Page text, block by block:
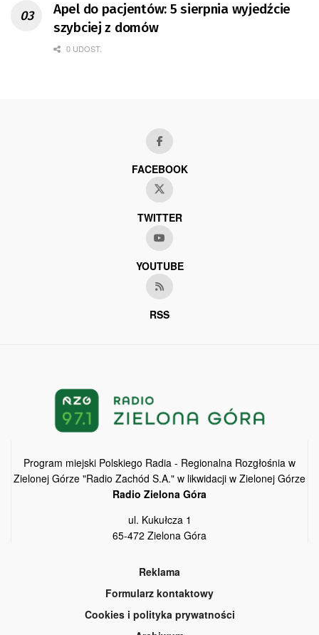
Apel do pacjentów: 5 sierpnia wyjedźcie
szybciej z domów
0 UDOST.
FACEBOOK
TWITTER
YOUTUBE
RSS
Program miejski Polskiego Radia - Regionalna Rozgłośnia w
Zielonej Górze "Radio Zachód S.A." w likwidacji w Zielonej Górze
Radio Zielona Góra
ul. Kukułcza 1
65-472 Zielona Góra
Reklama
Formularz kontaktowy
Cookies i polityka prywatności